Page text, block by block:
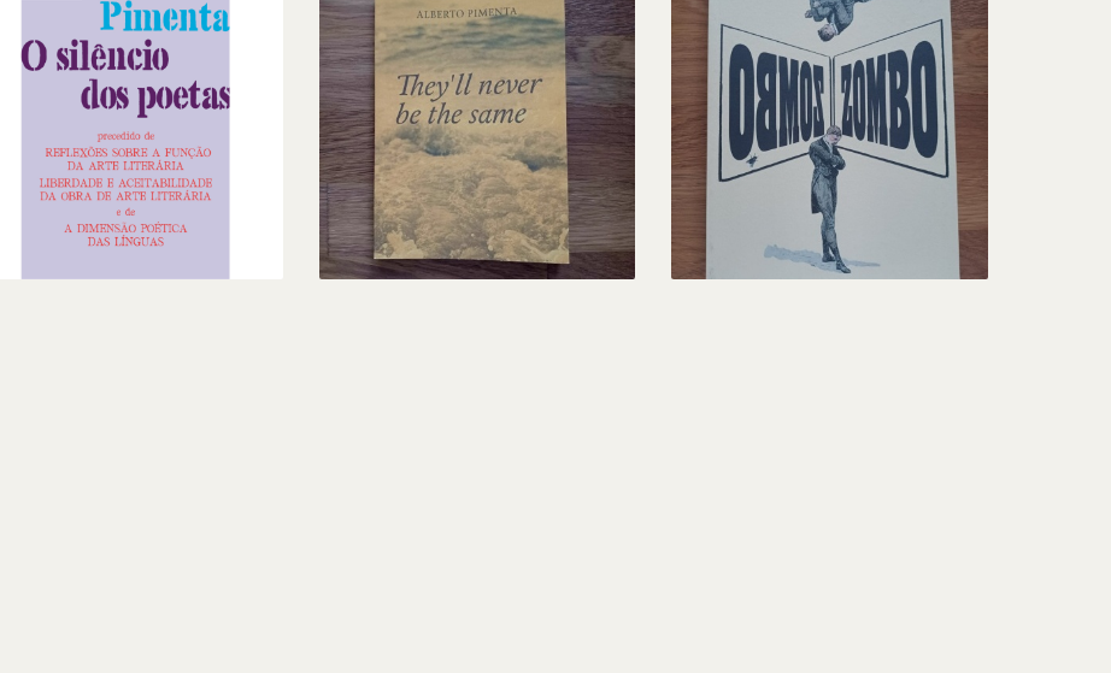
O SILÊNCIO DOS
POETAS, DE ALBERTO
PIMENTA
18,00 €
THEY'LL NEVER BE THE
SAME, DE ALBERTO
PIMENTA
7,00 €
ZOMBO, DE ALBERTO
PIMENTA
13,00 €